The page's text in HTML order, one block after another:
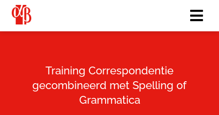
Training Correspondentie
gecombineerd met Spelling of
Grammatica